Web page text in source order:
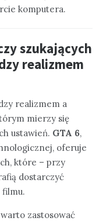
komputera.
szukających
realizmem
realizmem a
mierzy się
ustawień. GTA 6,
oferuje
które – przy
dostarczyć
zastosować